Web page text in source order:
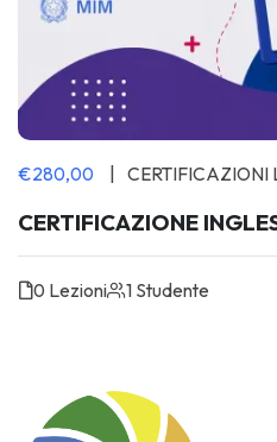
€280,00 CERTIFICAZIONI
CERTIFICAZIONE
0 Lezioni 1 Studente